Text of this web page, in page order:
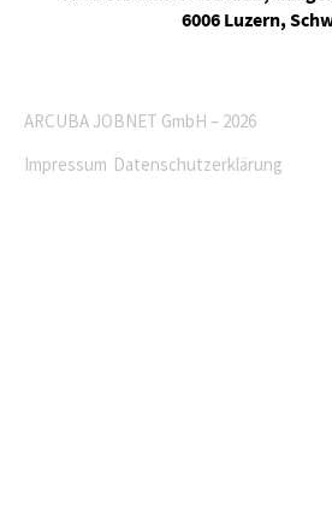
6006 Luzern,
ARCUBA JOBNET GmbH – 2026
Impressum Datenschutzerklärung